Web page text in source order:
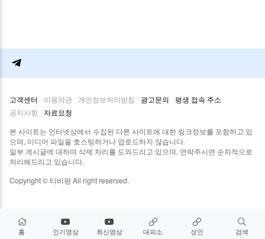
고객센터 이용약관 개인정보처리방침 광고문의
평생 접속 주소
공지사항 자료요청
본 사이트는 인터넷상에서 수집된 다른 사이트에 대한 링크정보를 포함하고 있
으며, 미디어 파일을 호스팅하거나 업로드하지 않습니다.
일부 게시글에 대하여 삭제 처리를 도와드리고 있으며, 연락주시면 순차적으로
처리해드리고 있습니다.
Copyright © 티비팡 All right reserved.
홈 인기영상 최신영상 대피소 성인 검색